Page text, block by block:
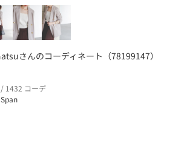
さんのコーディネート（78199147）
1432 コーデ